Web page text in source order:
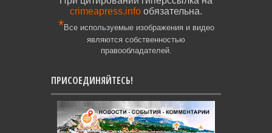
crimeapress.info обязательна.
*Все используемые изображения и видео
являются собственностью
правообладателей.
ПРИСОЕДИНЯЙТЕСЬ!